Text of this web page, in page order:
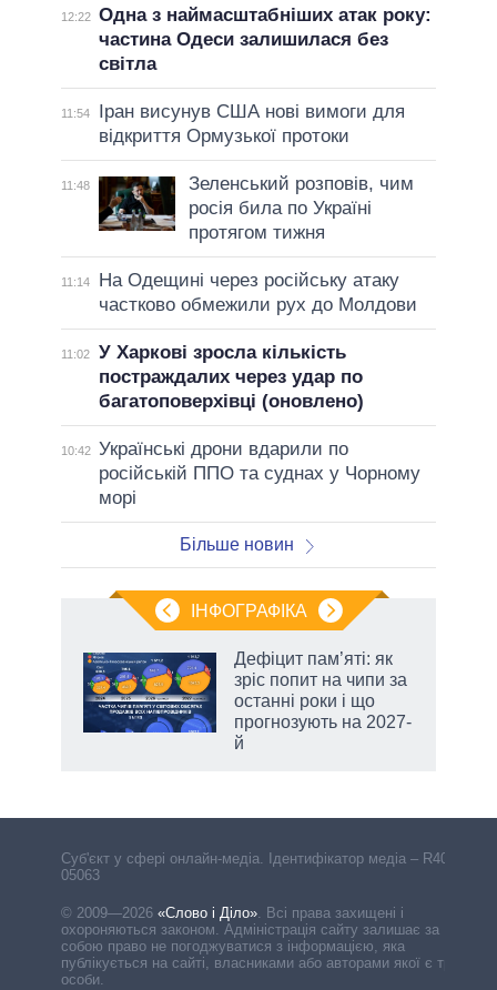
12:22 Одна з наймасштабніших атак року:
частина Одеси залишилася без
світла
11:54
Іран висунув США нові вимоги для
відкриття Ормузької протоки
11:48
Зеленський розповів, чим
росія била по Україні
протягом тижня
11:14
На Одещині через російську атаку
частково обмежили рух до Молдови
11:02
У Харкові зросла кількість
постраждалих через удар по
багатоповерхівці (оновлено)
10:42 Українські дрони вдарили по
російській ППО та суднах у Чорному
морі
Більше новин
ІНФОГРАФІКА
Дефіцит пам’яті: як
зріс попит на чипи за
останні роки і що
прогнозують на 2027-
й
Cуб'єкт у сфері онлайн-медіа. Ідентифікатор медіа – R40-
05063
© 2009—2026 «Слово і Діло». Всі права захищені і
охороняються законом. Адміністрація сайту залишає за
собою право не погоджуватися з інформацією, яка
публікується на сайті, власниками або авторами якої є треті
особи.